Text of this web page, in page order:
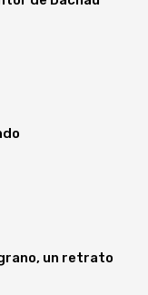
un retrato